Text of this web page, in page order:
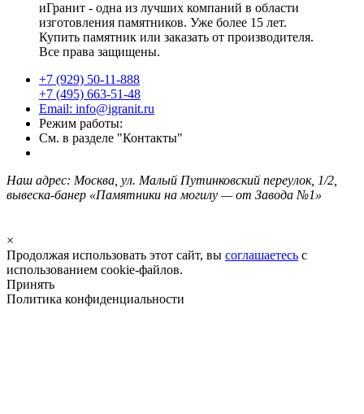
иГранит - одна из лучших компаний в области
изготовления памятников. Уже более 15 лет.
Купить памятник или заказать от производителя.
Все права защищены.
+7 (929) 50-11-888
+7 (495) 663-51-48
Email: info@igranit.ru
Режим работы:
См. в разделе "Контакты"
Наш адрес: Москва, ул. Малый Путинковский переулок, 1/2,
вывеска-банер «Памятники на могилу — от Завода №1»
×
Продолжая использовать этот сайт, вы соглашаетесь с
использованием cookie-файлов.
Принять
Политика конфиденциальности